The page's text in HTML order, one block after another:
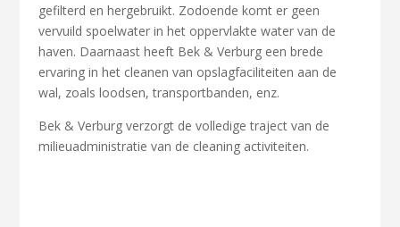
gefilterd en hergebruikt. Zodoende komt er geen
vervuild spoelwater in het oppervlakte water van de
haven. Daarnaast heeft Bek & Verburg een brede
ervaring in het cleanen van opslagfaciliteiten aan de
wal, zoals loodsen, transportbanden, enz.
Bek & Verburg verzorgt de volledige traject van de
milieuadministratie van de cleaning activiteiten.